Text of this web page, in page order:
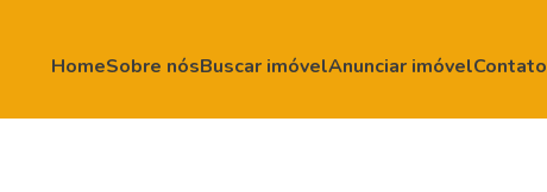
HomeSobre nósBuscar imóvelAnunciar imóvelContato